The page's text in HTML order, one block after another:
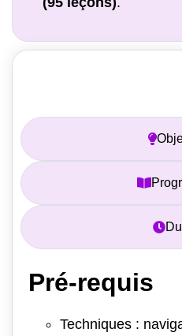
Pré-requis
Techniques :